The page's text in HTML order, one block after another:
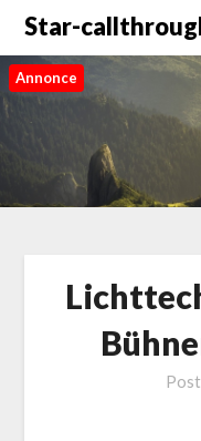
Star-
Annonce